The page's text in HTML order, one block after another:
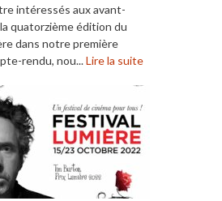
intéressés aux avant-
quatorzième édition du
dans notre première
rendu, nou...Lire la suite